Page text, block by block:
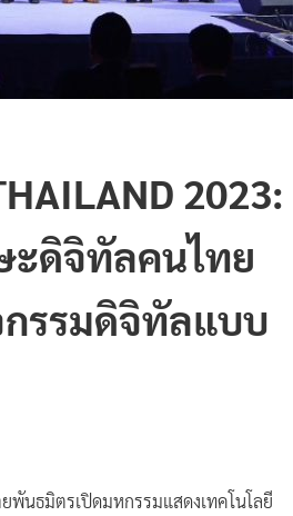
2023:
ะดิจิทัลคนไทย
รรมดิจิทัลแบบ
พันธมิตรเปิดมหกรรมแสดงเทคโนโลยี